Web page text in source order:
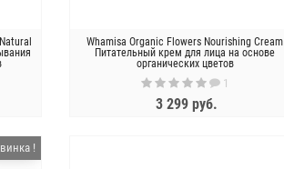
65 руб.
Whamisa Organic Flowers Nourishing Cream
Питательный крем для лица на основе
органических цветов
1
3 299 руб.
!